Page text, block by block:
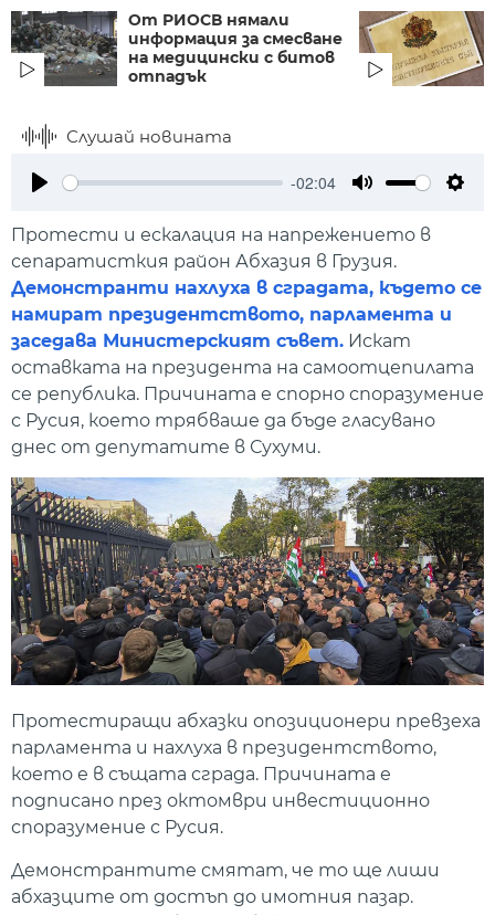
От РИОСВ нямали
информация за смесване
на медицински с битов
отпадък
Слушай новината
-02:04
Протести и ескалация на напрежението в
сепаратисткия район Абхазия в Грузия.
Демонстранти нахлуха в сградата, където се
намират президентството, парламента и
заседава Министерският съвет. Искат
оставката на президента на самоотцепилата
се република. Причината е спорно споразумение
с Русия, което трябваше да бъде гласувано
днес от депутатите в Сухуми.
Протестиращи абхазки опозиционери превзеха
парламента и нахлуха в президентството,
което е в същата сграда. Причината е
подписано през октомври инвестиционно
споразумение с Русия.
Демонстрантите смятат, че то ще лиши
абхазците от достъп до имотния пазар.